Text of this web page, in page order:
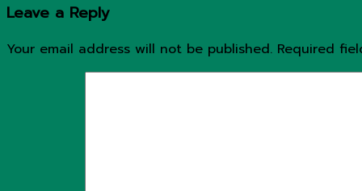
Leave a Reply
Your email address will not be published. Required